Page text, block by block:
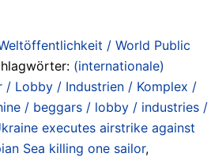
/ World Public
(internationale)
/ Lobby / Industrien / Komplex /
/ beggars / lobby / industries /
executes airstrike against
Sea killing one sailor,